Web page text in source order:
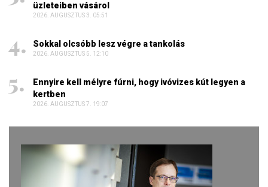
üzleteiben vásárol
2026. AUGUSZTUS 3. 05:51
Sokkal olcsóbb lesz végre a tankolás
2026. AUGUSZTUS 5. 12:10
Ennyire kell mélyre fúrni, hogy ivóvizes kút legyen a
kertben
2026. AUGUSZTUS 7. 19:07